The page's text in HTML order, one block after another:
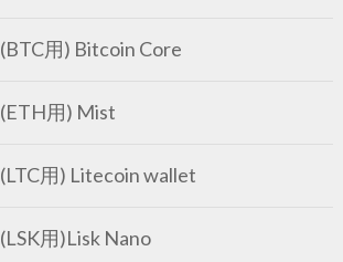
(BTC用) Bitcoin Core
(ETH用) Mist
(LTC用) Litecoin wallet
(LSK用)Lisk Nano